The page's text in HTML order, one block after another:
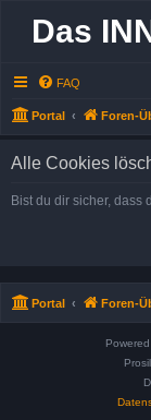
Das
FAQ
Portal Foren-
Alle Cookies
Bist du dir sicher, dass
Portal Foren-